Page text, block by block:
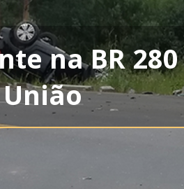
na BR